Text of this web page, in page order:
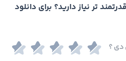
تر نیاز دارید؟ برای دانلود
دی ؟